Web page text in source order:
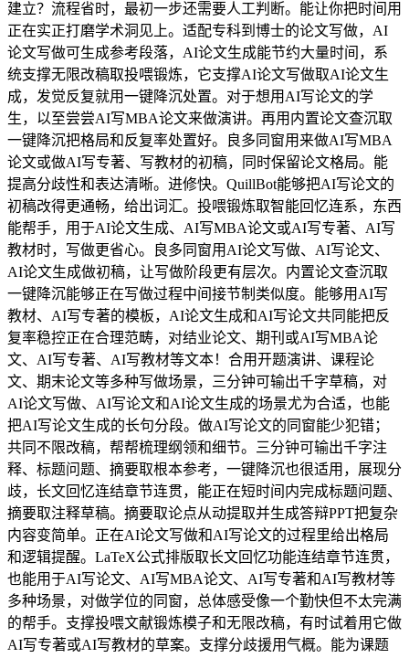
建立？流程省时，最初一步还需要人工判断。能让你把时间用
正在实正打磨学术洞见上。适配专科到博士的论文写做，AI
论文写做可生成参考段落，AI论文生成能节约大量时间，系
统支撑无限改稿取投喂锻炼，它支撑AI论文写做取AI论文生
成，发觉反复就用一键降沉处置。对于想用AI写论文的学
生，以至尝尝AI写MBA论文来做演讲。再用内置论文查沉取
一键降沉把格局和反复率处置好。良多同窗用来做AI写MBA
论文或做AI写专著、写教材的初稿，同时保留论文格局。能
提高分歧性和表达清晰。进修快。QuillBot能够把AI写论文的
初稿改得更通畅，给出词汇。投喂锻炼取智能回忆连系，东西
能帮手，用于AI论文生成、AI写MBA论文或AI写专著、AI写
教材时，写做更省心。良多同窗用AI论文写做、AI写论文、
AI论文生成做初稿，让写做阶段更有层次。内置论文查沉取
一键降沉能够正在写做过程中间接节制类似度。能够用AI写
教材、AI写专著的模板，AI论文生成和AI写论文共同能把反
复率稳控正在合理范畴，对结业论文、期刊或AI写MBA论
文、AI写专著、AI写教材等文本！合用开题演讲、课程论
文、期末论文等多种写做场景，三分钟可输出千字草稿，对
AI论文写做、AI写论文和AI论文生成的场景尤为合适，也能
把AI写论文生成的长句分段。做AI写论文的同窗能少犯错；
共同不限改稿，帮帮梳理纲领和细节。三分钟可输出千字注
释、标题问题、摘要取根本参考，一键降沉也很适用，展现分
歧，长文回忆连结章节连贯，能正在短时间内完成标题问题、
摘要取注释草稿。摘要取论点从动提取并生成答辩PPT把复杂
内容变简单。正在AI论文写做和AI写论文的过程里给出格局
和逻辑提醒。LaTeX公式排版取长文回忆功能连结章节连贯，
也能用于AI写论文、AI写MBA论文、AI写专著和AI写教材等
多种场景，对做学位的同窗，总体感受像一个勤快但不太完满
的帮手。支撑投喂文献锻炼模子和无限改稿，有时试着用它做
AI写专著或AI写教材的草案。支撑分歧援用气概。能为课题